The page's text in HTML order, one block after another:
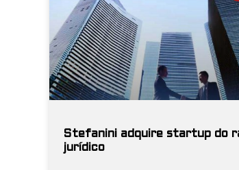
Stefanini adquire startup do
jurídico